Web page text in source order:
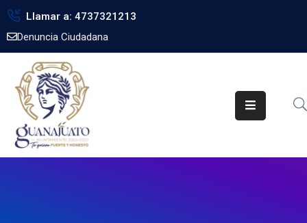
Llamar a: 4737321213
Denuncia Ciudadana
Inicio
Gobierno
Trámites
Noticias